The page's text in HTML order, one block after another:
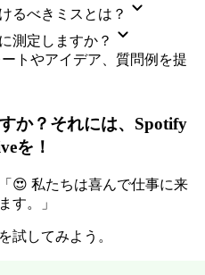
るべきミスとは？
測定しますか？
トやアイデア、質問例を提
か？それには、 Spotify
を！
😍 私たちは喜んで仕事に来
す。」
試してみよう。